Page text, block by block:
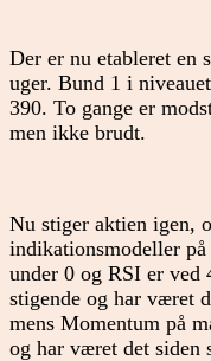
Der er nu etableret en
uger. Bund 1 i
390. To gange er
men ikke brudt.
Nu stiger aktien igen,
indikationsmodeller
under 0 og RSI er ved
stigende og har været
mens Momentum på
og har været det siden